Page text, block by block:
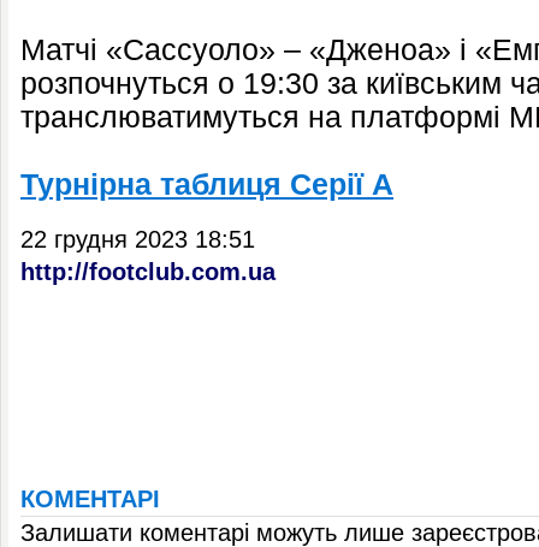
Матчі «Сассуоло» – «Дженоа» і
розпочнуться о 19:30 за київським
транслюватимуться на платформі
Турнірна таблиця Серії А
22 грудня 2023 18:51
http://footclub.com.ua
КОМЕНТАРІ
Залишати коментарі можуть лише